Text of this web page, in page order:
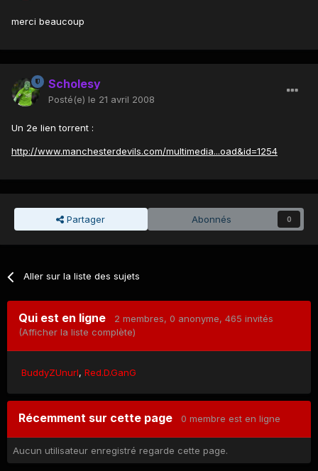
merci beaucoup
Scholesy
Posté(e) le 21 avril 2008
Un 2e lien torrent :
http://www.manchesterdevils.com/multimedia...oad&id=1254
Partager Abonnés 0
Aller sur la liste des sujets
Qui est en ligne 2 membres, 0 anonyme, 465 invités
(Afficher la liste complète)
BuddyZUnurl Red.D.GanG
Récemment sur cette page 0 membre est en ligne
Aucun utilisateur enregistré regarde cette page.